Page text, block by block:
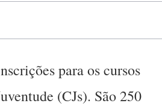
para os cursos
(CJs). São 250